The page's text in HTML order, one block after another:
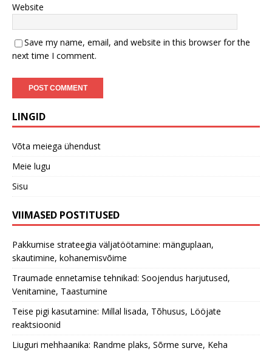
Website
Save my name, email, and website in this browser for the
next time I comment.
LINGID
Võta meiega ühendust
Meie lugu
Sisu
VIIMASED POSTITUSED
Pakkumise strateegia väljatöötamine: mänguplaan,
skautimine, kohanemisvõime
Traumade ennetamise tehnikad: Soojendus harjutused,
Venitamine, Taastumine
Teise pigi kasutamine: Millal lisada, Tõhusus, Lööjate
reaktsioonid
Liuguri mehhaanika: Randme plaks, Sõrme surve, Keha